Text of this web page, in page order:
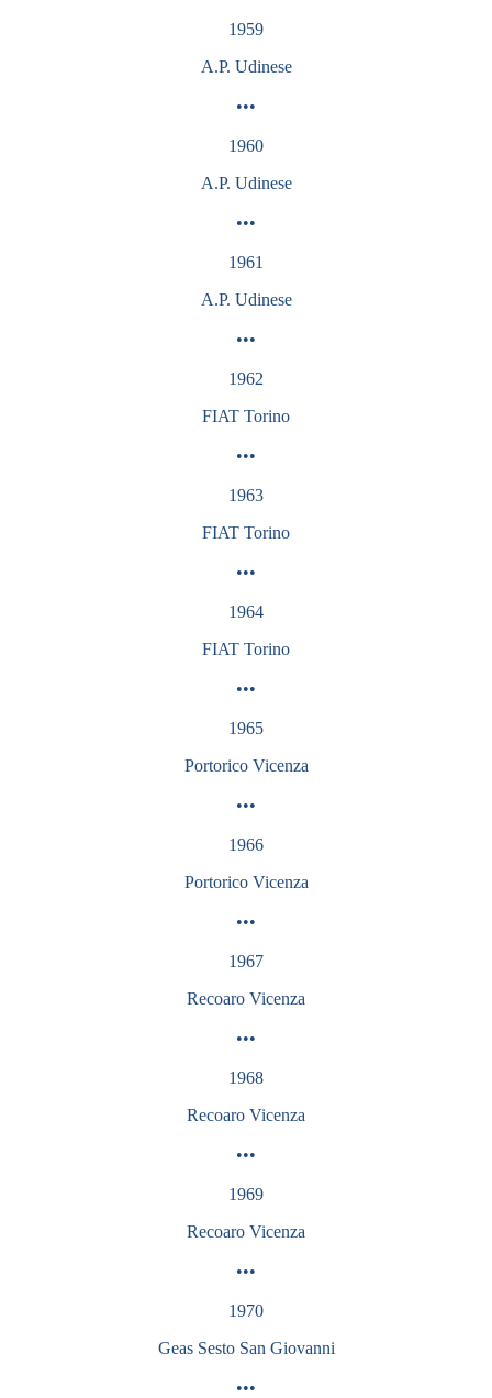
1959
A.P. Udinese
•••
1960
A.P. Udinese
•••
1961
A.P. Udinese
•••
1962
FIAT Torino
•••
1963
FIAT Torino
•••
1964
FIAT Torino
•••
1965
Portorico Vicenza
•••
1966
Portorico Vicenza
•••
1967
Recoaro Vicenza
•••
1968
Recoaro Vicenza
•••
1969
Recoaro Vicenza
•••
1970
Geas Sesto San Giovanni
•••